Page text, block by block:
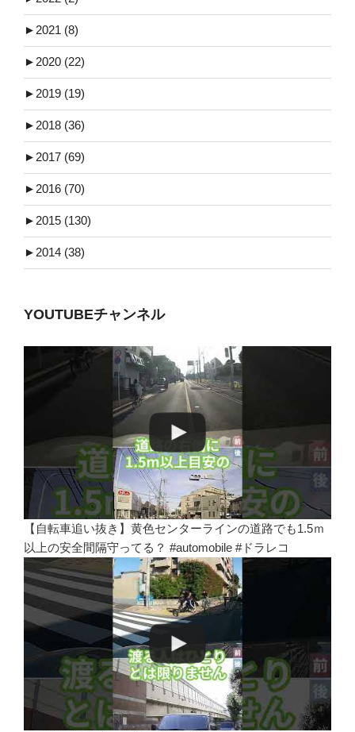
► 2021 (8)
► 2020 (22)
► 2019 (19)
► 2018 (36)
► 2017 (69)
► 2016 (70)
► 2015 (130)
► 2014 (38)
YOUTUBEチャンネル
【自転車追い抜き】黄色センターラインの道路でも1.5ｍ
以上の安全間隔守ってる？ #automobile #ドラレコ